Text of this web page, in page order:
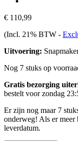
€ 110,99
(Incl. 21% BTW -
Uitvoering:
Nog 7 stuks op
Gratis bezorging
bestelt voorzondag
Er zijn nog maar 7
onderweg! Als er meer
leverdatum.